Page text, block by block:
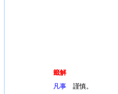
籤解
凡事謹慎。